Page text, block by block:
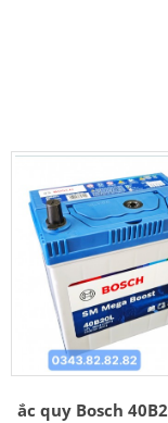
ắc quy Bosch